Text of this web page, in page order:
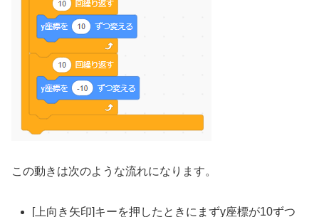
この動きは次のような流れになります。
[上向き矢印]キーを押したときにまずy座標が10ずつ